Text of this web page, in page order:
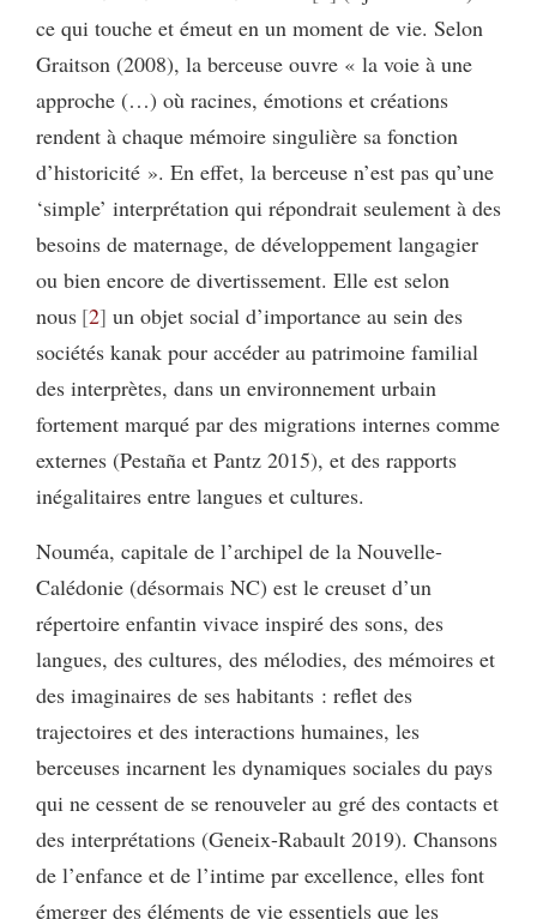
ce qui touche et émeut en un moment de vie. Selon
Graitson (2008), la berceuse ouvre « la voie à une
approche (…) où racines, émotions et créations
rendent à chaque mémoire singulière sa fonction
d’historicité ». En effet, la berceuse n’est pas qu’une
‘simple’ interprétation qui répondrait seulement à des
besoins de maternage, de développement langagier
ou bien encore de divertissement. Elle est selon
nous 2 un objet social d’importance au sein des
sociétés kanak pour accéder au patrimoine familial
des interprètes, dans un environnement urbain
fortement marqué par des migrations internes comme
externes (Pestaña et Pantz 2015), et des rapports
inégalitaires entre langues et cultures.
Nouméa, capitale de l’archipel de la Nouvelle-
Calédonie (désormais NC) est le creuset d’un
répertoire enfantin vivace inspiré des sons, des
langues, des cultures, des mélodies, des mémoires et
des imaginaires de ses habitants : reflet des
trajectoires et des interactions humaines, les
berceuses incarnent les dynamiques sociales du pays
qui ne cessent de se renouveler au gré des contacts et
des interprétations (Geneix-Rabault 2019). Chansons
de l’enfance et de l’intime par excellence, elles font
émerger des éléments de vie essentiels que les